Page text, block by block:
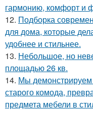
гармонию, комфорт и
12. Подборка
для дома, которые
удобнее и стильнее.
13. Небольшое, но
площадью 26 кв.
14. Мы
старого комода,
предмета мебели в